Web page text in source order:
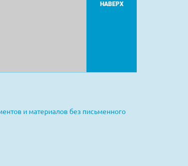
НАВЕРХ
и материалов без письменного